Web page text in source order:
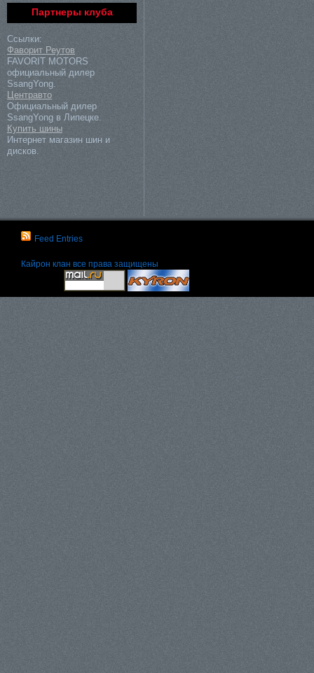
Партнеры клуба
Ссылки:
Фаворит Реутов
FAVORIT MOTORS
официальный дилер
SsangYong.
Центравто
Официальный дилер
SsangYong в Липецке.
Купить шины
Интернет магазин шин и
дисков.
Feed Entries
Кайрон клан все права защищены